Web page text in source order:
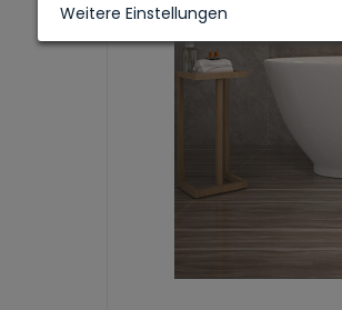
Weitere Einstellungen